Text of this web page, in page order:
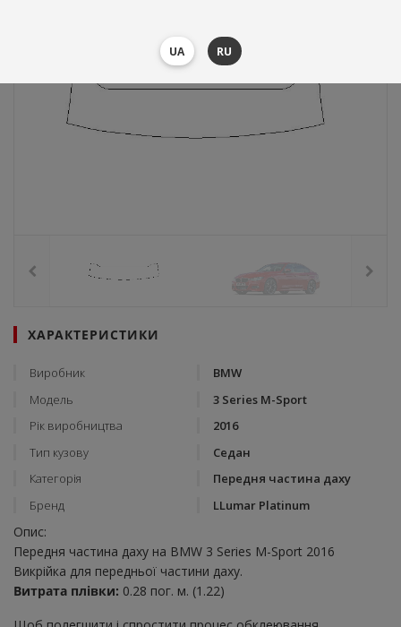
ХАРАКТЕРИСТИКИ
Виробник
BMW
Модель
3 Series M-Sport
Рік виробництва
2016
Тип кузову
Седан
Категорія
Передня частина даху
Бренд
LLumar Platinum
Опис:
Передня частина даху на BMW 3 Series M-Sport 2016
Викрійка для передньої частини даху.
Витрата плівки: 0.28 пог. м. (1.22)
UA RU